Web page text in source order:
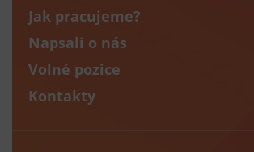
Jak pracujeme?
Napsali o nás
Volné pozice
Kontakty